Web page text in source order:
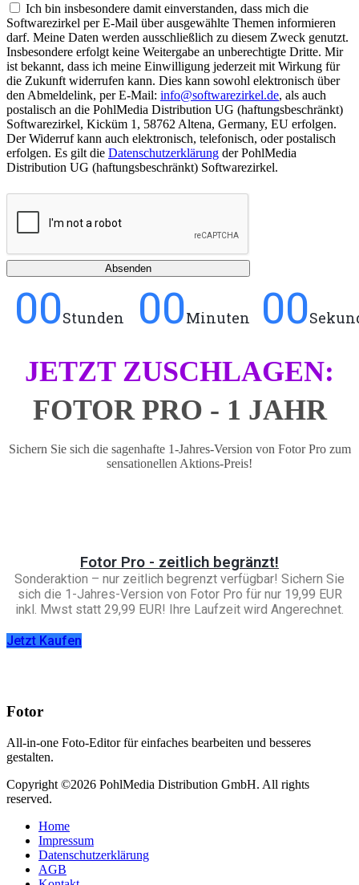
Ich bin insbesondere damit einverstanden, dass mich die
Softwarezirkel per E-Mail über ausgewählte Themen informieren
darf. Meine Daten werden ausschließlich zu diesem Zweck genutzt.
Insbesondere erfolgt keine Weitergabe an unberechtigte Dritte. Mir
ist bekannt, dass ich meine Einwilligung jederzeit mit Wirkung für
die Zukunft widerrufen kann. Dies kann sowohl elektronisch über
den Abmeldelink, per E-Mail: info@softwarezirkel.de, als auch
postalisch an die PohlMedia Distribution UG (haftungsbeschränkt)
Softwarezirkel, Kicküm 1, 58762 Altena, Germany, EU erfolgen.
Der Widerruf kann auch elektronisch, telefonisch, oder postalisch
erfolgen. Es gilt die Datenschutzerklärung der PohlMedia
Distribution UG (haftungsbeschränkt) Softwarezirkel.
Absenden
00Stunden 00Minuten 00
JETZT ZUSCHLAGEN:
FOTOR PRO - 1 JAHR
Sichern Sie sich die sagenhafte 1-Jahres-Version von Fotor Pro zum
sensationellen Aktions-Preis!
Fotor Pro - zeitlich begränzt!
Sonderaktion – nur zeitlich begrenzt verfügbar! Sichern Sie
sich die 1-Jahres-Version von Fotor Pro für nur 19,99 EUR
inkl. Mwst statt 29,99 EUR! Ihre Laufzeit wird Angerechnet.
Jetzt Kaufen
Fotor
All-in-one Foto-Editor für einfaches bearbeiten und besseres
gestalten.
Copyright ©2026 PohlMedia Distribution GmbH. All rights
reserved.
Home
Impressum
Datenschutzerklärung
AGB